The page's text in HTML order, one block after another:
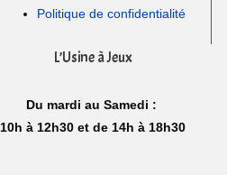
Politique de confidentialité
L’Usine à Jeux
Du mardi au Samedi :
10h à 12h30 et de 14h à 18h30